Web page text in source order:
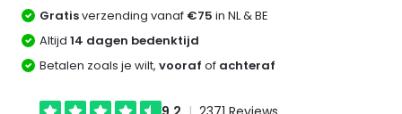
Gratisverzending vanaf €75 in NL & BE
Altijd14 dagen bedenktijd
Betalen zoals je wilt,vooraf of achteraf